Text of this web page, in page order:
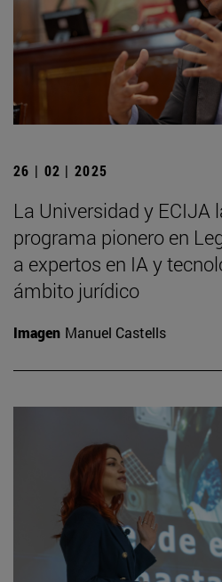
26 | 02 | 2025
La Universidad y ECIJA
programa pionero en
a expertos en IA y
ámbito jurídico
Imagen Manuel Castells